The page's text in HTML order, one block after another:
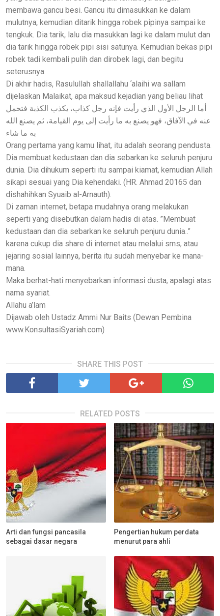
membawa gancu besi. Gancu itu dimasukkan ke dalam
mulutnya, kemudian ditarik hingga robek pipinya sampai ke
tengkuk. Dia tarik, lalu dia masukkan lagi ke dalam mulut dan
dia tarik hingga robek pipi sisi satunya. Kemudian bekas pipi
robek tadi kembali pulih dan dirobek lagi, dan begitu
seterusnya.
Di akhir hadis, Rasulullah shallallahu ‘alaihi wa sallam
dijelaskan Malaikat, apa maksud kejadian yang beliau lihat
أما الرجل الأول الذي رأيت فإنه رجل كذاب، يكذب الكذبة فتحمل
عنه في الآفاق، فهو يصنع به ما رأيت إلى يوم القيامة، ثم يصنع الله
به ما شاء
Orang pertama yang kamu lihat, itu adalah seorang pendusta.
Dia membuat kedustaan dan dia sebarkan ke seluruh penjuru
dunia. Dia dihukum seperti itu sampai kiamat, kemudian Allah
sikapi sesuai yang Dia kehendaki. (HR. Ahmad 20165 dan
dishahihkan Syuaib al-Arnauth).
Di zaman internet, betapa mudahnya orang melakukan
seperti yang disebutkan dalam hadis di atas. ”Membuat
kedustaan dan dia sebarkan ke seluruh penjuru dunia..”
karena cukup dia share di internet atau melalui sms, atau
jejaring sosial lainnya, berita itu sudah menyebar ke mana-
mana.
Maka berhat-hati menyebarkan informasi dusta, apalagi atas
nama syariat.
Allahu a’lam
Dijawab oleh Ustadz Ammi Nur Baits (Dewan Pembina
www.KonsultasiSyariah.com)
SHARE THIS POST
RELATED POSTS
Arti dan fungsi pancasila
sebagai dasar negara
Pengertian hukum perdata
menurut para ahli